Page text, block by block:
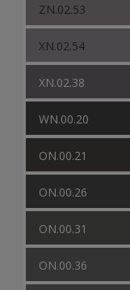
ZN.02.53
XN.02.54
XN.02.38
WN.00.20
ON.00.21
ON.00.26
ON.00.31
ON.00.36